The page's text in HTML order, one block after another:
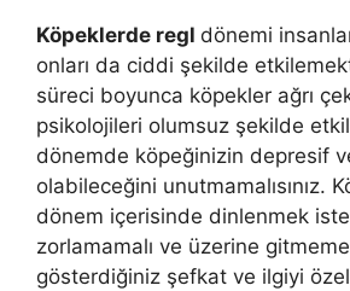
Köpeklerde regl dönemi
onları da ciddi şekilde
süreci boyunca köpekler ağrı
psikolojileri olumsuz şekilde
dönemde köpeğinizin depresif
olabileceğini unutmamalısınız.
dönem içerisinde dinlenmek
zorlamamalı ve üzerine
gösterdiğiniz şefkat ve ilgiyi